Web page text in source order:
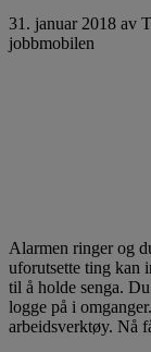
31. januar 2018 av
jobbmobilen
Alarmen ringer og
uforutsette ting kan
til å holde senga.
logge på i
arbeidsverktøy. Nå